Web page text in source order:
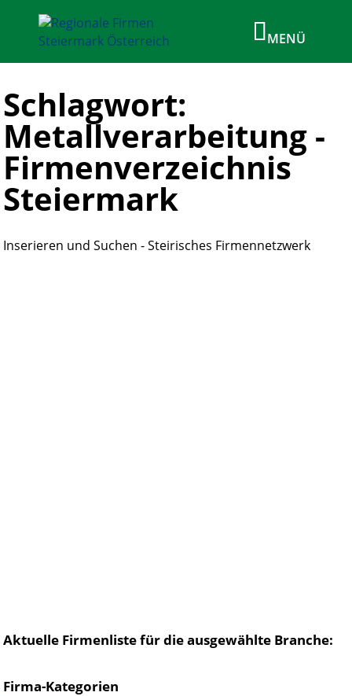
Schlagwort:
Metallverarbeitung -
Firmenverzeichnis
Steiermark
Inserieren und Suchen - Steirisches Firmennetzwerk
Aktuelle Firmenliste für die ausgewählte Branche:
Firma-Kategorien